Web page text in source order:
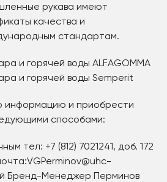
рукава имеют
качества и
стандартам.
и горячей воды ALFAGOMMA
и горячей воды Semperit
информацию и приобрести
способами:
тел: +7 (812) 7021241, доб. 172
Бренд-Менеджер Перминов